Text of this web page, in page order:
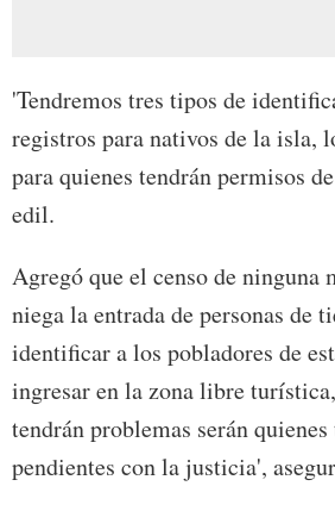
'Tendremos tres tipos de
registros para nativos de la isla,
para quienes tendrán permisos
edil.
Agregó que el censo de ninguna
niega la entrada de personas de
identificar a los pobladores de
ingresar en la zona libre
tendrán problemas serán quienes
pendientes con la justicia',